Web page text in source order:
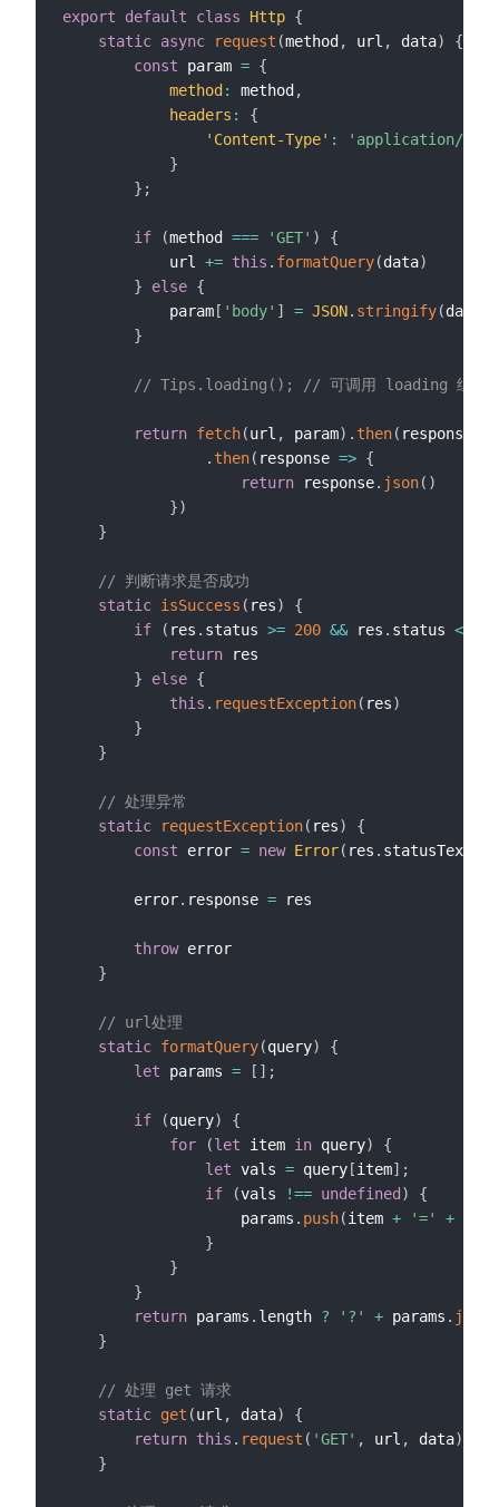
export
default class Http {
static async request (method , url , data)
{
const param = {
method : method ,
headers :
{
'Content-Type' :
'application/
}
} ;
if (method === 'GET' )
{
            url
+= this . formatQuery(data)
}
else {
            param
[ 'body' ] = JSON. stringify(data
}
// Tips.loading(); // 可调用 loading 组件
return fetch(url , param) . then( response
. then( response => {
return response. json( )
})
}
// 判断请求是否成功
static isSuccess ( res)
{
if
( res . status >= 200 && res . status <
return res
}
else {
this . requestException( res)
}
}
// 处理异常
static
requestException( res)
{
const error = new Error( res . statusText
        error
. response = res
throw error
}
// url处理
static formatQuery(query)
{
let params = [ ] ;
if (query)
{
for
(let item in query)
{
let vals = query [item] ;
if
(vals !== undefined )
{
                    params
. push(item + '=' +
}
}
}
return params . length ? '?' + params . join
}
// 处理 get 请求
static get (url , data)
{
return this . request ( 'GET' , url , data)
}